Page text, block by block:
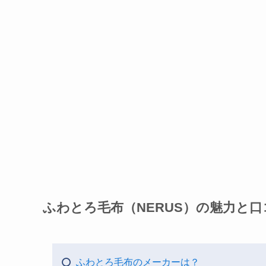
ふわとろ毛布（NERUS）の魅力と
ふわとろ毛布のメーカーは？